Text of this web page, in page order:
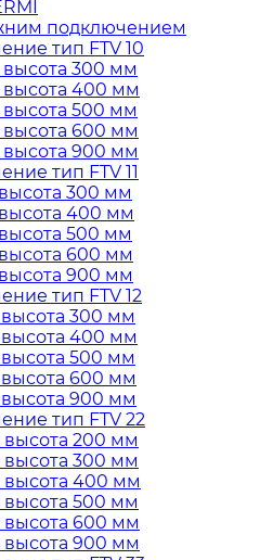
подключением
тип FTV 10
высота 300 мм
высота 400 мм
высота 500 мм
высота 600 мм
высота 900 мм
тип FTV 11
300 мм
400 мм
500 мм
600 мм
900 мм
тип FTV 12
высота 300 мм
высота 400 мм
высота 500 мм
высота 600 мм
высота 900 мм
тип FTV 22
высота 200 мм
высота 300 мм
высота 400 мм
высота 500 мм
высота 600 мм
высота 900 мм